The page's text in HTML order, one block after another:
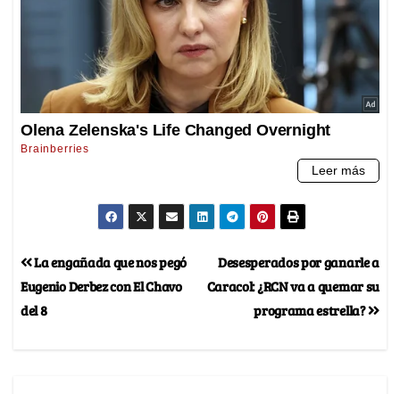
Desesperados por ganarle a
Caracol: ¿RCN va a quemar su
programa estrella?
La engañada que nos pegó
Eugenio Derbez con El Chavo
del 8